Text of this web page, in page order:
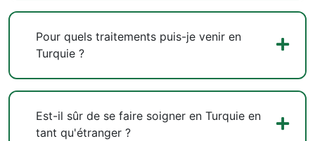
Pour quels traitements puis-je venir en
Turquie ?
Est-il sûr de se faire soigner en Turquie en
tant qu'étranger ?